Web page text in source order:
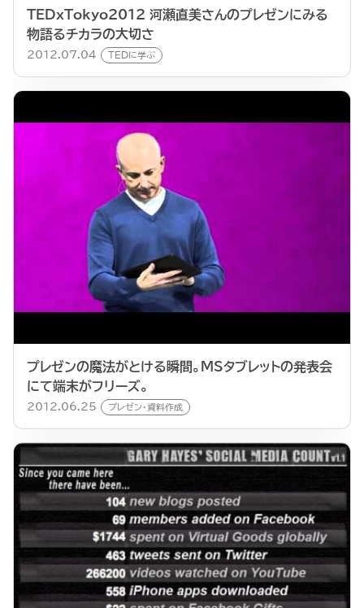
TEDxTokyo2012 河瀬直美さんのプレゼンにみる
物語るチカラの大切さ
2012.07.04 TEDに学ぶ
プレゼンの魔法がとける瞬間。MSタブレットの発表会
にて端末がフリーズ。
2012.06.25 プレゼン・資料作成